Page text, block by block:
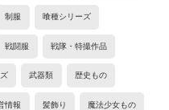
制服 喰種シリーズ
戦闘服 戦隊・特撮作品
武器類 歴史もの
情報 髪飾り 魔法少女もの